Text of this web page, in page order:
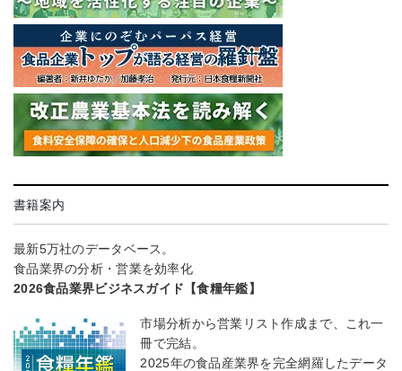
書籍案内
最新5万社のデータベース。
食品業界の分析・営業を効率化
2026食品業界ビジネスガイド【食糧年鑑】
市場分析から営業リスト作成まで、これ一
冊で完結。
2025年の食品産業界を完全網羅したデータ